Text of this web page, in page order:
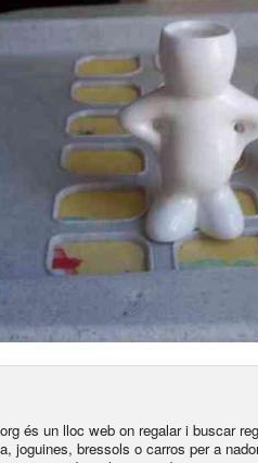
és un lloc web on regalar i buscar
joguines, bressols o carros per a